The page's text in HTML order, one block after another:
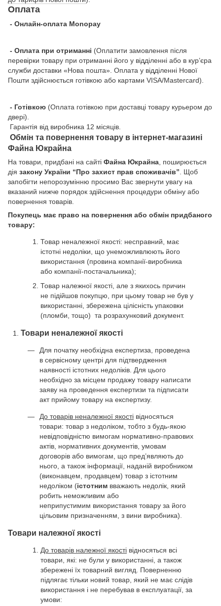
Оплата
- Онлайн-оплата Monopay
- Оплата при отриманні (Оплатити замовлення після
перевірки товару при отриманні його у відділенні або в кур’єра
служби доставки «Нова пошта». Оплата у відділенні Нової
Пошти здійснюється готівкою або картами VISA/Mastercard).
- Готівкою (Оплата готівкою при доставці товару курьером до
двері).
Гарантія від виробника 12 місяців.
Обмін та повернення товару в інтернет-магазині
Файна Юкрайна
На товари, придбані на сайті Файна Юкрайна, поширюється
дія закону України “Про захист прав споживачів”. Щоб
запобігти непорозумінню просимо Вас звернути увагу на
вказаний нижче порядок здійснення процедури обміну або
повернення товарів.
Покупець має право на повернення або обмін придбаного
товару:
Товар неналежної якості: несправний, має
істотні недоліки, що унеможливлюють його
використання (провина компанії-виробника
або компанії-постачальника);
Товар належної якості, але з якихось причин
не підійшов покупцю, при цьому товар не був у
використанні, збережена цілісність упаковки
(пломби, тощо) та розрахунковий документ.
Товари неналежної якості
Для початку необхідна експертиза, проведена
в сервісному центрі для підтвердження
наявності істотних недоліків. Для цього
необхідно за місцем продажу товару написати
заяву на проведення експертизи та підписати
акт прийому товару на експертизу.
До товарів неналежної якості відносяться
товари: товар з недоліком, тобто з будь-якою
невідповідністю вимогам нормативно-правових
актів, нормативних документів, умовам
договорів або вимогам, що пред’являють до
нього, а також інформації, наданій виробником
(виконавцем, продавцем) товар з істотним
недоліком (істотним вважають недолік, який
робить неможливим або
неприпустимим використання товару за його
цільовим призначенням, з вини виробника).
Товари належної якості
До товарів належної якості відносяться всі
товари, які: не були у використанні, а також
збережені їх товарний вигляд. Поверненню
підлягає тільки новий товар, який не має слідів
використання і не перебував в експлуатації, за
умови: